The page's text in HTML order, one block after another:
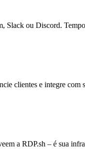
Slack ou Discord.
clientes e integre com
a RDP.sh – é sua